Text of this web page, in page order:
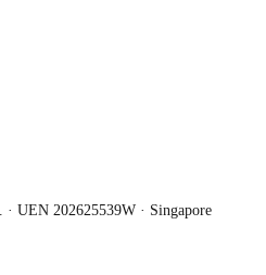
· UEN 202625539W · Singapore